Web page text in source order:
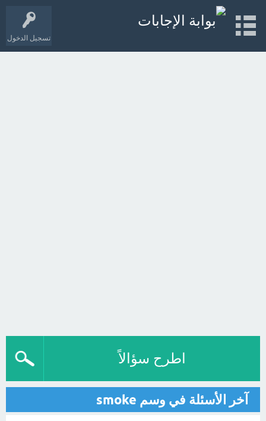
تسجيل الدخول
اطرح سؤالاً
آخر الأسئلة في وسم smoke